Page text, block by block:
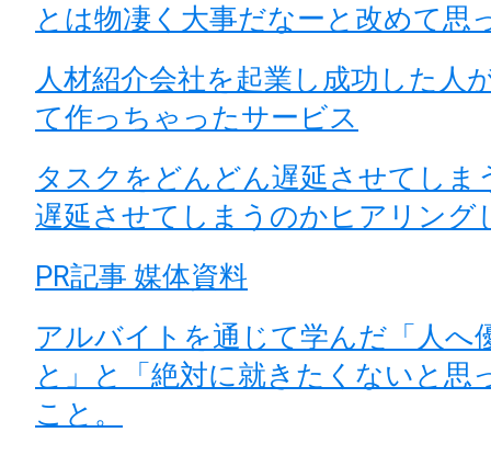
とは物凄く大事だなーと改めて思
人材紹介会社を起業し成功した人
て作っちゃったサービス
タスクをどんどん遅延させてしま
遅延させてしまうのかヒアリング
PR記事 媒体資料
アルバイトを通じて学んだ「人へ
と」と「絶対に就きたくないと思
こと。